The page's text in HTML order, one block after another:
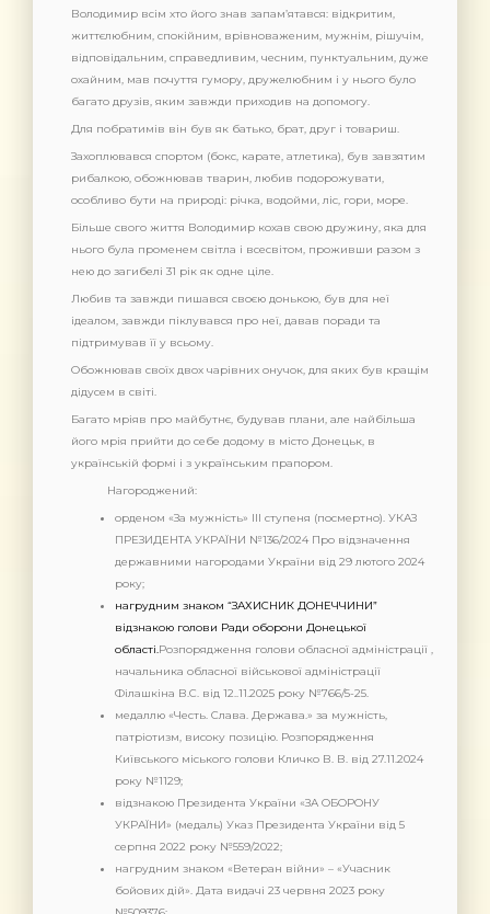
Володимир всім хто його знав запам’ятався: відкритим,
життєлюбним, спокійним, врівноваженим, мужнім, рішучім,
відповідальним, справедливим, чесним, пунктуальним, дуже
охайним, мав почуття гумору, дружелюбним і у нього було
багато друзів, яким завжди приходив на допомогу.
Для побратимів він був як батько, брат, друг і товариш.
Захоплювався спортом (бокс, карате, атлетика), був завзятим
рибалкою, обожнював тварин, любив подорожувати,
особливо бути на природі: річка, водойми, ліс, гори, море.
Більше свого життя Володимир кохав свою дружину, яка для
нього була променем світла і всесвітом, проживши разом з
нею до загибелі 31 рік як одне ціле.
Любив та завжди пишався своєю донькою, був для неї
ідеалом, завжди піклувався про неї, давав поради та
підтримував її у всьому.
Обожнював своїх двох чарівних онучок, для яких був кращім
дідусем в світі.
Багато мріяв про майбутнє, будував плани, але найбільша
його мрія прийти до себе додому в місто Донецьк, в
українській формі і з українським прапором.
Нагороджений:
орденом «За мужність» ІІІ ступеня (посмертно). УКАЗ
ПРЕЗИДЕНТА УКРАЇНИ №136/2024 Про відзначення
державними нагородами України від 29 лютого 2024
року;
нагрудним знаком “ЗАХИСНИК ДОНЕЧЧИНИ”
відзнакою голови Ради оборони Донецької
області.Розпорядження голови обласної адміністрації ,
начальника обласної військової адміністрації
Філашкіна В.С. від 12..11.2025 року №766/5-25.
медаллю «Честь. Слава. Держава.» за мужність,
патріотизм, високу позицію. Розпорядження
Київського міського голови Кличко В. В. від 27.11.2024
року №1129;
відзнакою Президента України «ЗА ОБОРОНУ
УКРАЇНИ» (медаль) Указ Президента України від 5
серпня 2022 року №559/2022;
нагрудним знаком «Ветеран війни» – «Учасник
бойових дій». Дата видачі 23 червня 2023 року